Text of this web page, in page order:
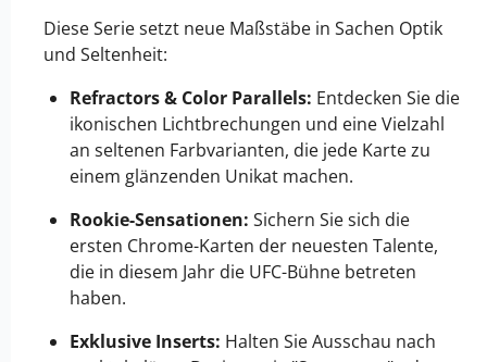
Diese Serie setzt neue Maßstäbe in Sachen Optik
und Seltenheit:
Refractors & Color Parallels: Entdecken Sie die
ikonischen Lichtbrechungen und eine Vielzahl
an seltenen Farbvarianten, die jede Karte zu
einem glänzenden Unikat machen.
Rookie-Sensationen: Sichern Sie sich die
ersten Chrome-Karten der neuesten Talente,
die in diesem Jahr die UFC-Bühne betreten
haben.
Exklusive Inserts: Halten Sie Ausschau nach